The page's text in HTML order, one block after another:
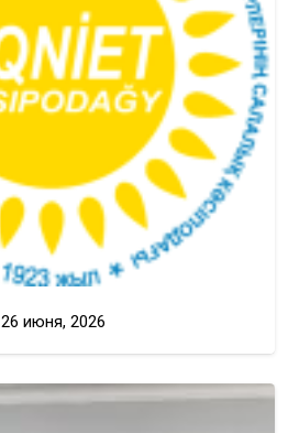
26 июня, 2026